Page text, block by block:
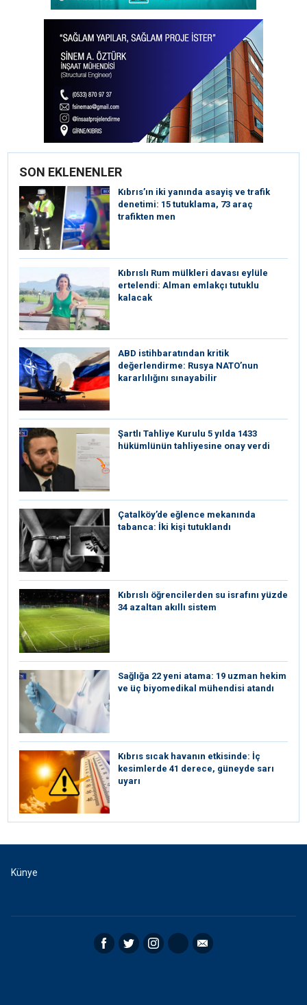
SON EKLENENLER
Kıbrıs’ın iki yanında asayiş ve trafik
denetimi: 15 tutuklama, 73 araç
trafikten men
Kıbrıslı Rum mülkleri davası eylüle
ertelendi: Alman emlakçı tutuklu
kalacak
ABD istihbaratından kritik
değerlendirme: Rusya NATO’nun
kararlılığını sınayabilir
Şartlı Tahliye Kurulu 5 yılda 1433
hükümlünün tahliyesine onay verdi
Çatalköy’de eğlence mekanında
tabanca: İki kişi tutuklandı
Kıbrıslı öğrencilerden su israfını yüzde
34 azaltan akıllı sistem
Sağlığa 22 yeni atama: 19 uzman hekim
ve üç biyomedikal mühendisi atandı
Kıbrıs sıcak havanın etkisinde: İç
kesimlerde 41 derece, güneyde sarı
uyarı
Künye
Facebook Twitter Instagram RSS